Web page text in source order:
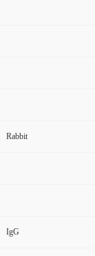
Rabbit
IgG